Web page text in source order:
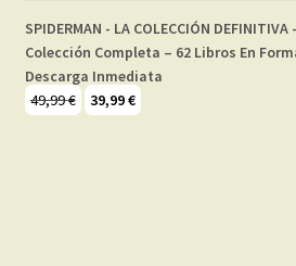
SPIDERMAN - LA COLECCIÓN
Colección Completa – 62 Libros En
Descarga Inmediata
49,99€
El39,99€